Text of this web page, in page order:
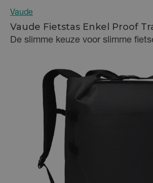
Vaude
Vaude Fietstas Enkel Proof
De slimme keuze voor slimme